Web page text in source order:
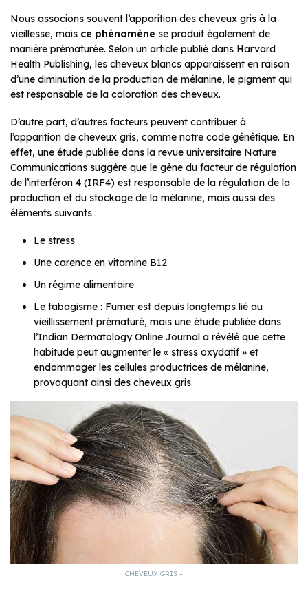
Nous associons souvent l’apparition des cheveux gris à la
vieillesse, mais ce phénomène se produit également de
manière prématurée. Selon un article publié dans Harvard
Health Publishing, les cheveux blancs apparaissent en raison
d’une diminution de la production de mélanine, le pigment qui
est responsable de la coloration des cheveux.
D’autre part, d’autres facteurs peuvent contribuer à
l’apparition de cheveux gris, comme notre code génétique. En
effet, une étude publiée dans la revue universitaire Nature
Communications suggère que le gène du facteur de régulation
de l’interféron 4 (IRF4) est responsable de la régulation de la
production et du stockage de la mélanine, mais aussi des
éléments suivants :
Le stress
Une carence en vitamine B12
Un régime alimentaire
Le tabagisme : Fumer est depuis longtemps lié au
vieillissement prématuré, mais une étude publiée dans
l’Indian Dermatology Online Journal a révélé que cette
habitude peut augmenter le « stress oxydatif » et
endommager les cellules productrices de mélanine,
provoquant ainsi des cheveux gris.
CHEVEUX GRIS –